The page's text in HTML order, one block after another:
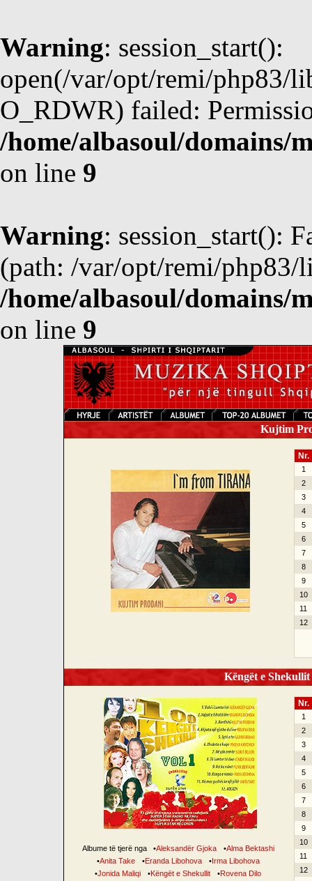
Warning: session_start():
open(/var/opt/remi/php83/
O_RDWR) failed:
/home/albasoul/domains/
on line 9
Warning: session_start():
(path: /var/opt/remi/php83/
/home/albasoul/domains/
on line 9
Kujtim
Nr.
1
2
3
4
5
6
7
8
9
10
11
12
Këngët e
Albume të tjerë nga •Aleksandër Gjoka •Alma Bektashi
•Anita Take •Eranda Libohova •Irma Libohova
•Jonida Maliqi •Këngët e Shekullit •Rovena Dilo
Nr.
1
2
3
4
5
6
7
8
9
10
11
12